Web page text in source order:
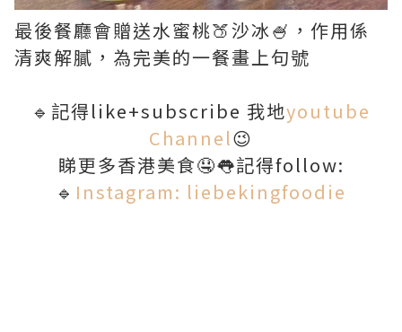
最後餐廳會贈送水蜜桃🍑沙冰🍧，作用係
清爽解膩，為完美的一餐畫上句號
🔹記得like+subscribe 我地youtube
Channel😉
睇更多香港美食🤤👅記得follow:
🔹 Instagram: liebekingfoodie